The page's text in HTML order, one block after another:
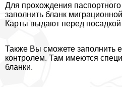
Для прохождения
заполнить бланк
Карты выдают перед
Также Вы сможете заполнить
контролем. Там имеются
бланки.